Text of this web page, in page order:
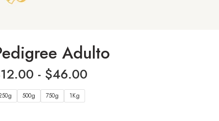
Adulto
12.00 - $46.00
500g 750g 1Kg